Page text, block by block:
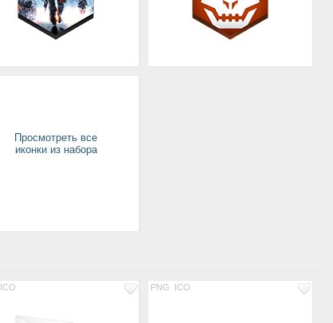
Просмотреть все
иконки из набора
ICO PNG ICO